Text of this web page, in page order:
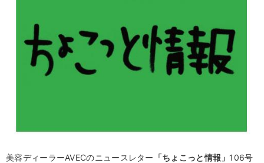
美容ディーラーAVECのニュースレター 「ちょこっと情報」 106号